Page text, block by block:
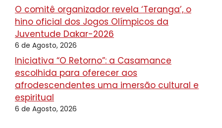
O comitê organizador revela ‘Teranga’, o
hino oficial dos Jogos Olímpicos da
Juventude Dakar-2026
6 de Agosto, 2026
Iniciativa “O Retorno”: a Casamance
escolhida para oferecer aos
afrodescendentes uma imersão cultural e
espiritual
6 de Agosto, 2026